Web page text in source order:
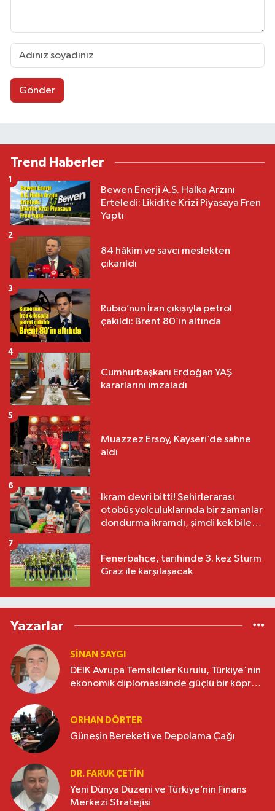
Gönder
Trend Haberler
Bewen Enerji A.Ş. Halka Arzını
Erteledi: Likidite Krizi Piyasaya Fren
Yaptı
1
84 hâkim ve savcı meslekten
çıkarıldı
2
Rubio’nun İran çıkışıyla petrol
çakıldı: Brent 80’in altında
3
Cumhurbaşkanı Erdoğan YAŞ
kararlarını imzaladı
4
Muazzez Ersoy, Kayseri’de sahne
aldı
5
İkram devri bitti! Şehirlerarası
otobüs yolculuklarında bir zamanlar
dondurma ikramdı, şimdi kek bile
6
Fenerbahçe, tarihinde 3. kez Sturm
Graz ile karşılaşacak
7
Yazarlar
SINAN SAYGI
DEİK Avrupa Temsilciler Kurulu, Türkiye'nin
ekonomik diplomasisinde güçlü bir köprü
ORHAN DÖRTER
Güneşin Bereketi ve Depolama Çağı
DR. FARUK ÇETİN
Yeni Dünya Düzeni ve Türkiye’nin Finans
Merkezi Stratejisi